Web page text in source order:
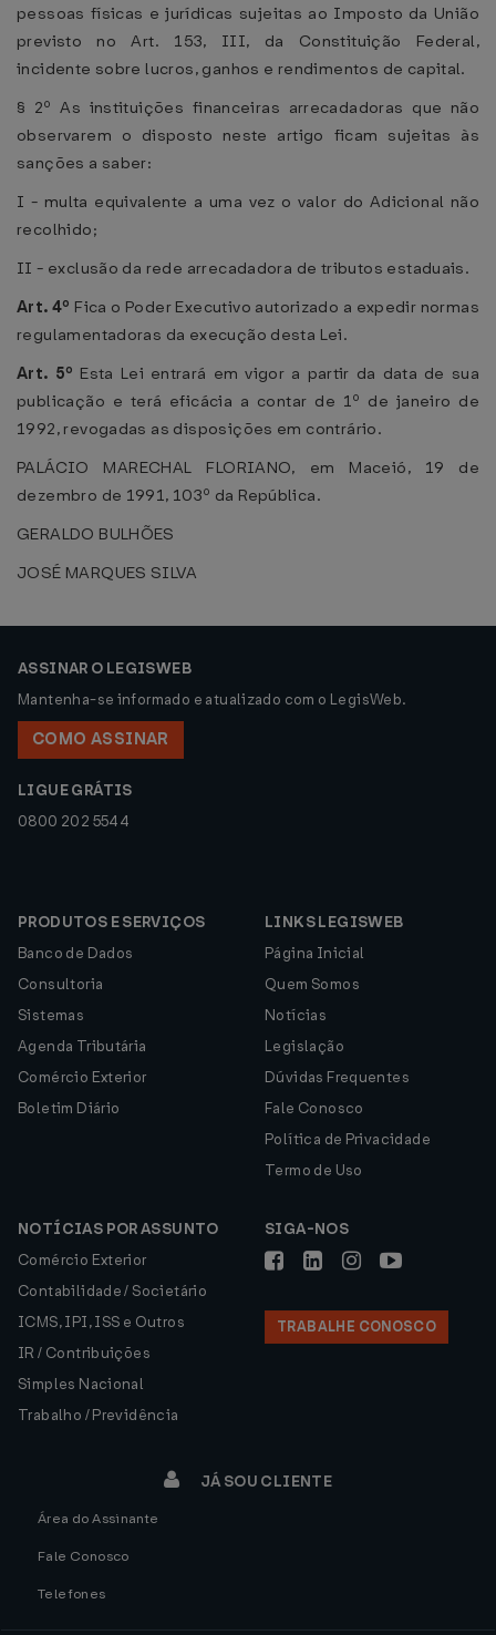
pessoas físicas e jurídicas sujeitas ao Imposto da União
previsto no Art. 153, III, da Constituição Federal,
incidente sobre lucros, ganhos e rendimentos de capital.
§ 2º As instituições financeiras arrecadadoras que não
observarem o disposto neste artigo ficam sujeitas às
sanções a saber:
I - multa equivalente a uma vez o valor do Adicional não
recolhido;
II - exclusão da rede arrecadadora de tributos estaduais.
Art. 4º Fica o Poder Executivo autorizado a expedir normas
regulamentadoras da execução desta Lei.
Art. 5º Esta Lei entrará em vigor a partir da data de sua
publicação e terá eficácia a contar de 1º de janeiro de
1992, revogadas as disposições em contrário.
PALÁCIO MARECHAL FLORIANO, em Maceió, 19 de
dezembro de 1991, 103º da República.
GERALDO BULHÕES
JOSÉ MARQUES SILVA
ASSINAR O LEGISWEB
Mantenha-se informado e atualizado com o LegisWeb.
COMO ASSINAR
LIGUE GRÁTIS
0800 202 5544
PRODUTOS E SERVIÇOS
Banco de Dados
Consultoria
Sistemas
Agenda Tributária
Comércio Exterior
Boletim Diário
LINKS LEGISWEB
Página Inicial
Quem Somos
Notícias
Legislação
Dúvidas Frequentes
Fale Conosco
Política de Privacidade
Termo de Uso
NOTÍCIAS POR ASSUNTO
Comércio Exterior
Contabilidade / Societário
ICMS, IPI, ISS e Outros
IR / Contribuições
Simples Nacional
Trabalho / Previdência
SIGA-NOS
TRABALHE CONOSCO
JÁ SOU CLIENTE
Área do Assinante
Fale Conosco
Telefones